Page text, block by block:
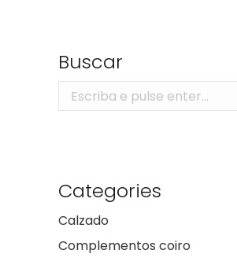
Buscar
Search:
Categories
Calzado
Complementos coiro